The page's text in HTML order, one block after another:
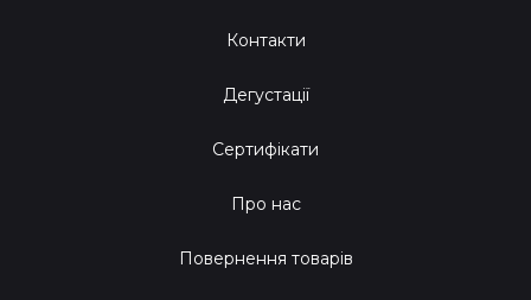
Контакти
Дегустації
Сертифікати
Про нас
Повернення товарів